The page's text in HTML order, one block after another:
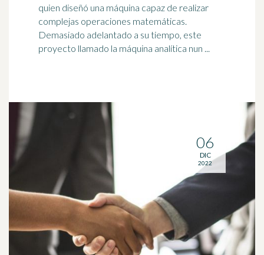
quien diseñó una máquina capaz de realizar
complejas operaciones matemáticas.
Demasiado adelantado a su tiempo, este
proyecto llamado la máquina analítica nun ...
06
DIC
2022